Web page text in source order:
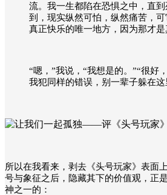
流。我一生都陷在恐惧之中，直
到，现实纵然可怕，纵然痛苦，
真正快乐的唯一地方，因为那才
“嗯，”我说，“我想是的。”“很好
我犯同样的错误，别一辈子躲在这
所以在我看来，剥去《头号玩家》表面
号与象征之后，隐藏其下的价值观，正
神之一的：